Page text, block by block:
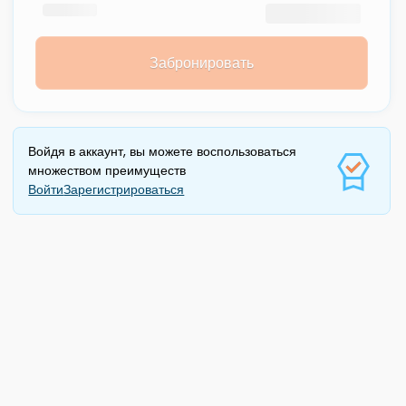
Забронировать
Войдя в аккаунт, вы можете воспользоваться
множеством преимуществ
ВойтиЗарегистрироваться